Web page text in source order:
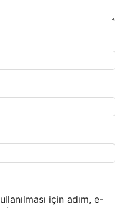
için adım, e-